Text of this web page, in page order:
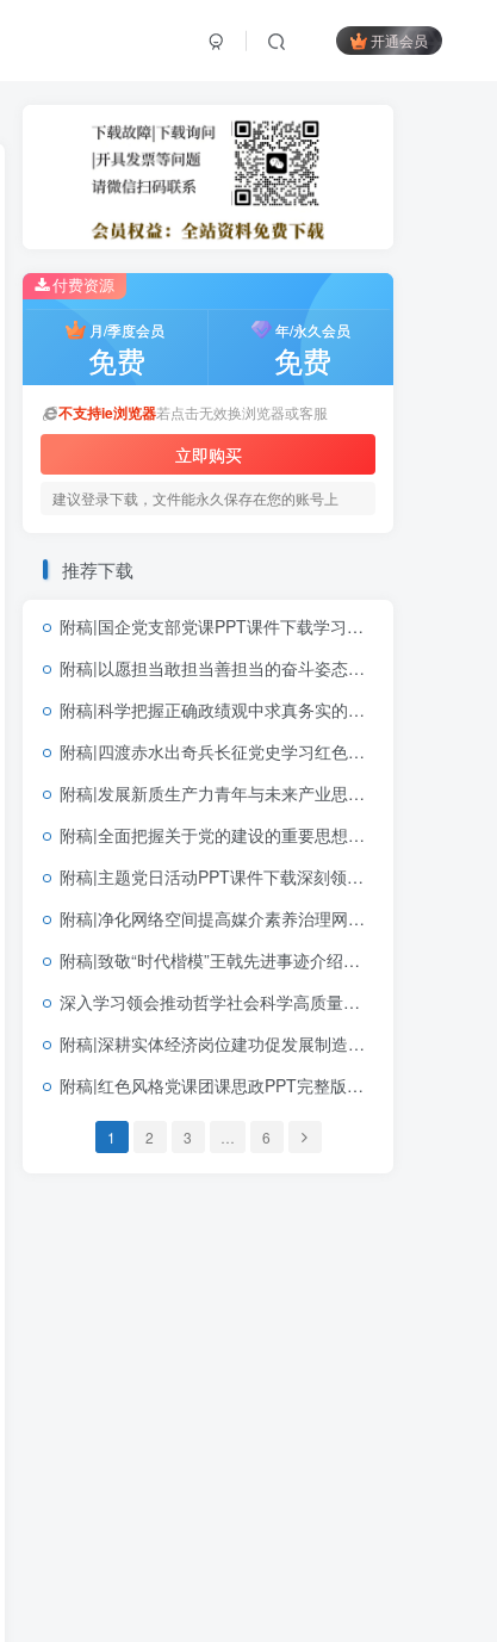
开通会员
付费资源
月/季度会员
免费
年/永久会员
免费
不支持ie浏览器若点击无效换浏览器或客服
立即购买
建议登录下载，文件能永久保存在您的账号上
推荐下载
附稿|国企党支部党课PPT课件下载学习贯彻七一重要讲话精神和党建思想
附稿|以愿担当敢担当善担当的奋斗姿态创造政绩2026年学习教育专题党课ppt课件
附稿|科学把握正确政绩观中求真务实的实践指向学习教育简约大气机关思政PPT素材下载
附稿|四渡赤水出奇兵长征党史学习红色传承青年团课PPT模板
附稿|发展新质生产力青年与未来产业思政课公开课完整PPT带讲稿课件
附稿|全面把握关于党的建设的重要思想的科学体系带讲稿党课团课思政PPT课件下载
附稿|主题党日活动PPT课件下载深刻领悟中国共产党为什么能的关键密码
附稿|净化网络空间提高媒介素养治理网络乱象青少年思政宣讲PPT课件模板共建清朗网络空间主题班会幻灯片
附稿|致敬“时代楷模”王戟先进事迹介绍思政课党课ppt模板
深入学习领会推动哲学社会科学高质量发展“5·17”重要讲话精神宣讲党课ppt模板
附稿|深耕实体经济岗位建功促发展制造业企业青年员工团课宣讲含完整文稿PPT下载
附稿|红色风格党课团课思政PPT完整版学习党建文选第一卷第二卷党建思想
1 2 3 6